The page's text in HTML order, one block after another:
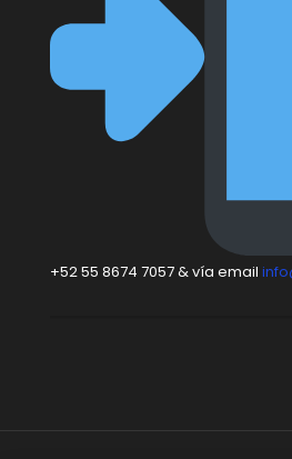
+52 55 8674 7057 & vía email